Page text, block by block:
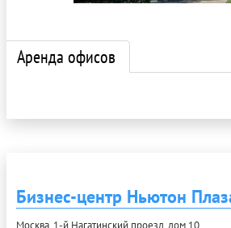
Аренда офисов
Бизнес-центр Ньютон
Москва, 1-й Нагатинский проезд, дом 10